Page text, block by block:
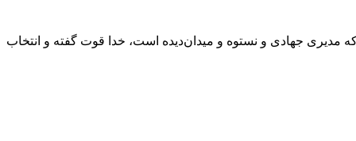
جهادی و نستوه و میدان‌دیده است، خدا قوت گفته و انتخاب